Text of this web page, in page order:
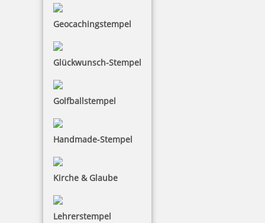
Geocachingstempel
Glückwunsch-Stempel
Golfballstempel
Handmade-Stempel
Kirche & Glaube
Lehrerstempel
Trodat 9053M Stempelkissen Metalldeckel 160 x 90 mm
inkl. 10 % Rabatt1,21 €